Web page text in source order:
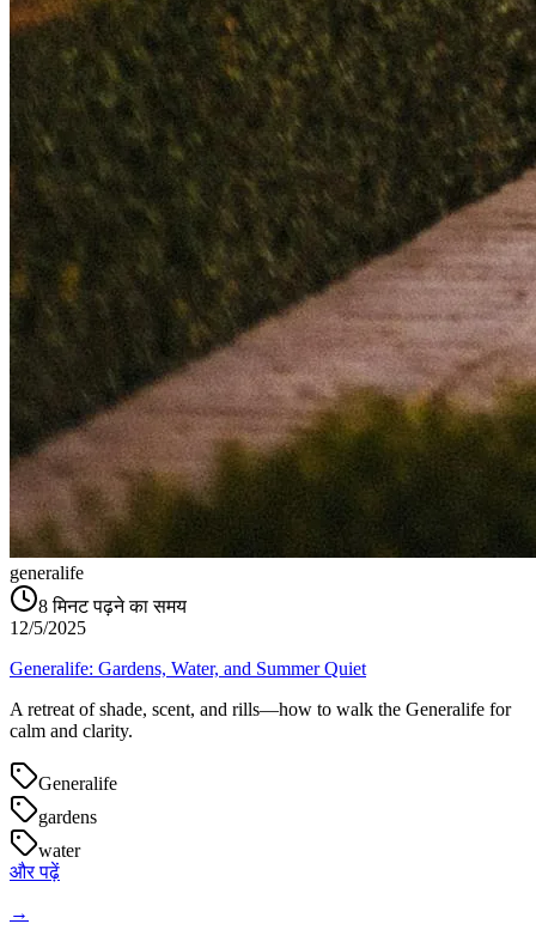
generalife
8 मिनट पढ़ने का समय
12/5/2025
Generalife: Gardens, Water, and Summer Quiet
A retreat of shade, scent, and rills—how to walk the Generalife for
calm and clarity.
Generalife
gardens
water
और पढ़ें
→